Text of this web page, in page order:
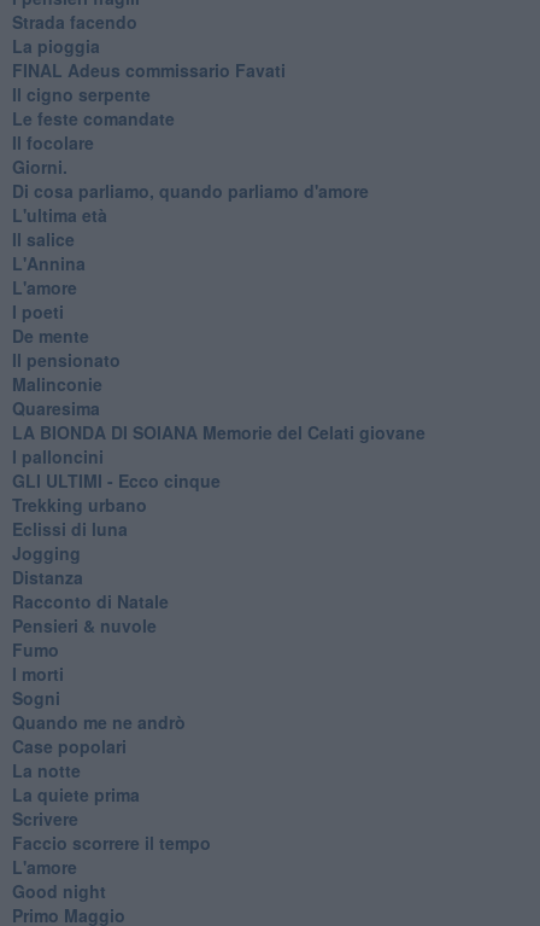
Strada facendo
La pioggia
FINAL Adeus commissario Favati
Il cigno serpente
Le feste comandate
Il focolare
Giorni.
Di cosa parliamo, quando parliamo d'amore
L'ultima età
Il salice
L'Annina
L'amore
I poeti
De mente
Il pensionato
Malinconie
Quaresima
LA BIONDA DI SOIANA Memorie del Celati giovane
I palloncini
GLI ULTIMI - Ecco cinque
Trekking urbano
Eclissi di luna
Jogging
Distanza
Racconto di Natale
Pensieri & nuvole
Fumo
I morti
Sogni
Quando me ne andrò
Case popolari
La notte
La quiete prima
Scrivere
Faccio scorrere il tempo
L'amore
Good night
Primo Maggio